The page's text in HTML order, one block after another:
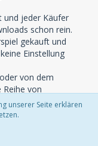
und jeder Käufer
schon rein.
gekauft und
Einstellung
von dem
von
Wert
nicht rein, ist
unserer Seite erklären